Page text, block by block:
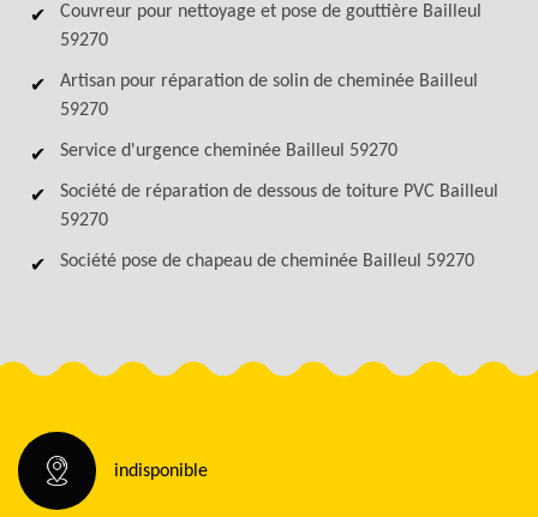
Couvreur pour nettoyage et pose de gouttière Bailleul
59270
Artisan pour réparation de solin de cheminée Bailleul
59270
Service d'urgence cheminée Bailleul 59270
Société de réparation de dessous de toiture PVC Bailleul
59270
Société pose de chapeau de cheminée Bailleul 59270
indisponible